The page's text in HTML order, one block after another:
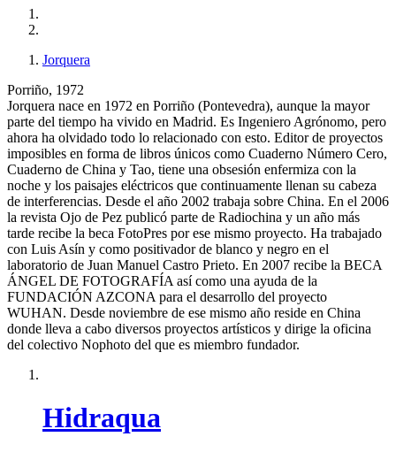
Jorquera
Porriño, 1972
Jorquera nace en 1972 en Porriño (Pontevedra), aunque la mayor
parte del tiempo ha vivido en Madrid. Es Ingeniero Agrónomo, pero
ahora ha olvidado todo lo relacionado con esto. Editor de proyectos
imposibles en forma de libros únicos como Cuaderno Número Cero,
Cuaderno de China y Tao, tiene una obsesión enfermiza con la
noche y los paisajes eléctricos que continuamente llenan su cabeza
de interferencias. Desde el año 2002 trabaja sobre China. En el 2006
la revista Ojo de Pez publicó parte de Radiochina y un año más
tarde recibe la beca FotoPres por ese mismo proyecto. Ha trabajado
con Luis Asín y como positivador de blanco y negro en el
laboratorio de Juan Manuel Castro Prieto. En 2007 recibe la BECA
ÁNGEL DE FOTOGRAFÍA así como una ayuda de la
FUNDACIÓN AZCONA para el desarrollo del proyecto
WUHAN. Desde noviembre de ese mismo año reside en China
donde lleva a cabo diversos proyectos artísticos y dirige la oficina
del colectivo Nophoto del que es miembro fundador.
Hidraqua